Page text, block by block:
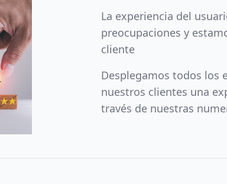
La experiencia del
preocupaciones y
cliente
Desplegamos todos los
nuestros clientes una
través de nuestras